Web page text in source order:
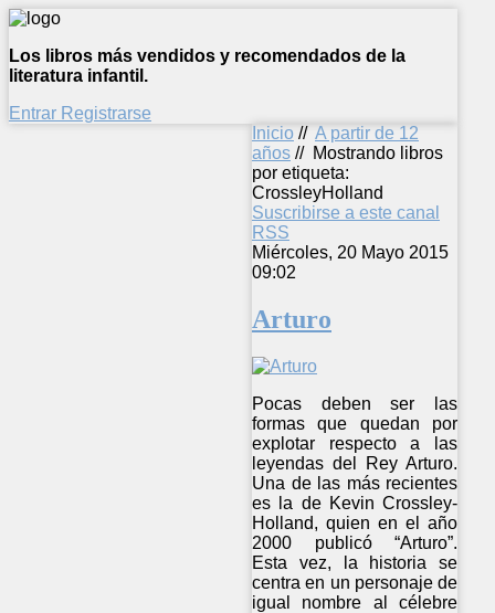
Los libros más vendidos y recomendados de la
literatura infantil.
Entrar Registrarse
Inicio // A partir de 12
años // Mostrando libros
por etiqueta:
CrossleyHolland
Suscribirse a este canal
RSS
Miércoles, 20 Mayo 2015
09:02
Arturo
Pocas deben ser las
formas que quedan por
explotar respecto a las
leyendas del Rey Arturo.
Una de las más recientes
es la de Kevin Crossley-
Holland, quien en el año
2000 publicó “Arturo”.
Esta vez, la historia se
centra en un personaje de
igual nombre al célebre